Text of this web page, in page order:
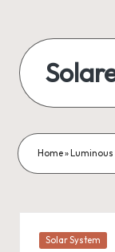
content
बिजली
Home» Luminous 8
Posted
Solar System